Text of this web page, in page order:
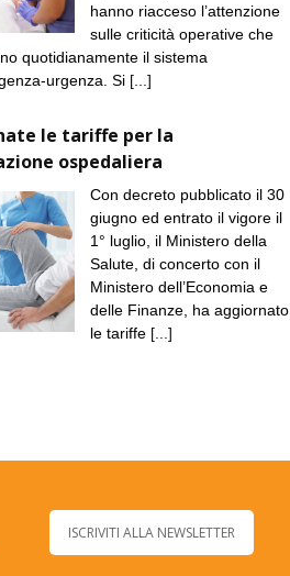
hanno riacceso l’attenzione
sulle criticità operative che
quotidianamente il sistema
urgenza. Si [...]
le tariffe per la
ospedaliera
Con decreto pubblicato il 30
giugno ed entrato il vigore il
1° luglio, il Ministero della
Salute, di concerto con il
Ministero dell’Economia e
delle Finanze, ha aggiornato
le tariffe [...]
ISCRIVITI ALLA NEWSLETTER